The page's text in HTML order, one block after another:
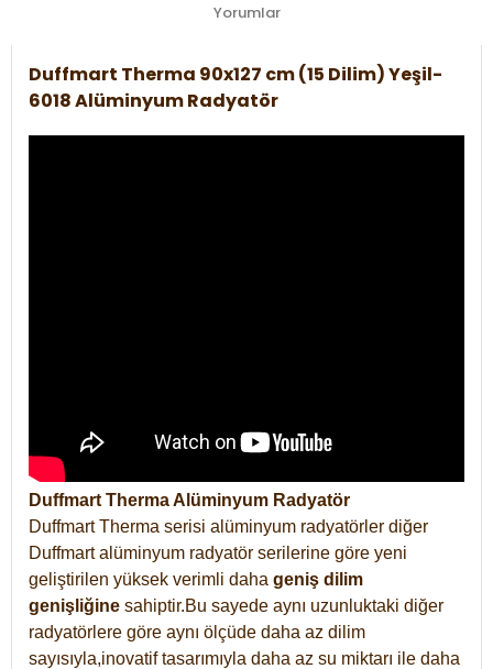
Yorumlar
Duffmart Therma 90x127 cm (15 Dilim) Yeşil-
6018 Alüminyum Radyatör
Duffmart Therma Alüminyum Radyatör
Duffmart Therma serisi alüminyum radyatörler diğer
Duffmart alüminyum radyatör serilerine göre yeni
geliştirilen yüksek verimli daha geniş dilim
genişliğine sahiptir.Bu sayede aynı uzunluktaki diğer
radyatörlere göre aynı ölçüde daha az dilim
sayısıyla,inovatif tasarımıyla daha az su miktarı ile daha